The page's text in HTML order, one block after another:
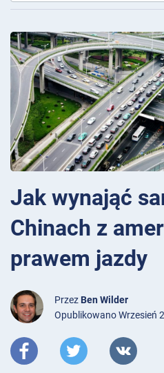
Jak wynająć
Chinach z
prawem jazdy
Przez Ben Wilder
Opublikowano Wrzesień